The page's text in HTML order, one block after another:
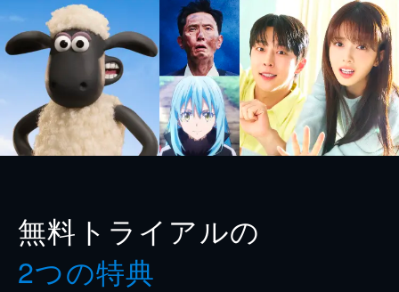
無料トライアルの
2つの特典